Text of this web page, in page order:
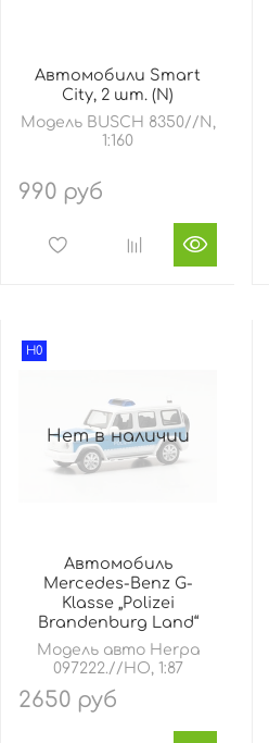
Автомобили Smart
City, 2 шт. (N)
Модель BUSCH 8350//N,
1:160
990 руб
Нет в наличии
H0
Автомобиль
Mercedes-Benz G-
Klasse „Polizei
Brandenburg Land“
Модель авто Herpa
097222.//HO, 1:87
2650 руб